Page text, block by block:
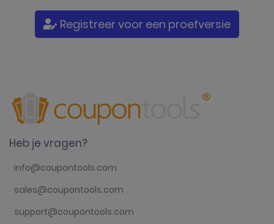
Registreer voor een proefversie
Heb je vragen?
info@coupontools.com
sales@coupontools.com
support@coupontools.com